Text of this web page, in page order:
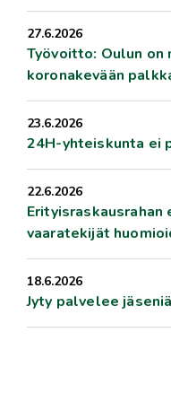
27.6.2026
Työvoitto: Oulun on
koronakevään
23.6.2026
24H-yhteiskunta ei
22.6.2026
vaaratekijät
18.6.2026
Jyty palvelee